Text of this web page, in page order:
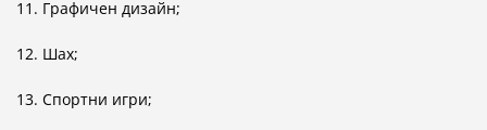
11. Графичен дизайн;
12. Шах;
13. Спортни игри;